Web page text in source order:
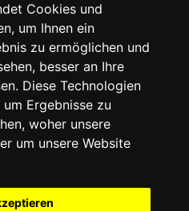
Cookies und
um Ihnen ein
zu ermöglichen und
besser an Ihre
Diese Technologien
Ergebnisse zu
woher unsere
um unsere Website